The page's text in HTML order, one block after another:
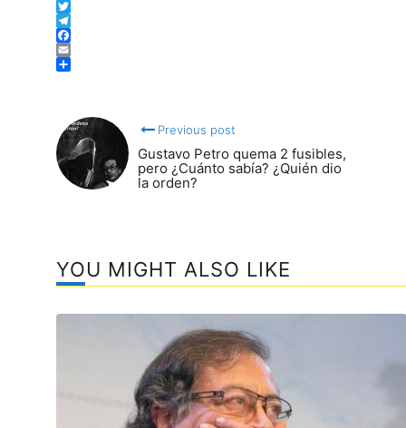
WhatsApp
Twitter
Telegram
Facebook
Email
Previous post
Gustavo Petro quema 2 fusibles,
pero ¿Cuánto sabía? ¿Quién dio
la orden?
YOU MIGHT ALSO LIKE